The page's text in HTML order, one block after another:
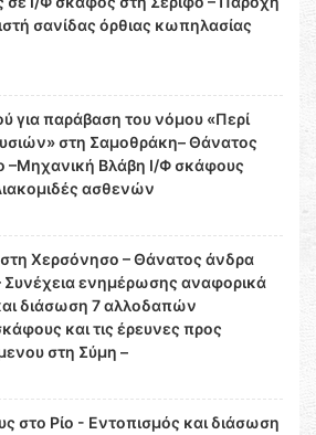
σανίδας όρθιας κωπηλασίας
για παράβαση του νόμου «Περί
στη Σαμοθράκη– Θάνατος
–Μηχανική Βλάβη Ι/Φ σκάφους
ασθενών
Χερσόνησο – Θάνατος άνδρα
Συνέχεια ενημέρωσης αναφορικά
διάσωση 7 αλλοδαπών
και τις έρευνες προς
στη Σύμη –
στο Ρίο - Εντοπισμός και διάσωση